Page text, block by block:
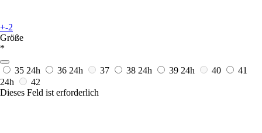
+-2
Größe
*
35 24h 36 24h 37 38 24h 39 24h 40
41
24h
42
Dieses Feld ist erforderlich